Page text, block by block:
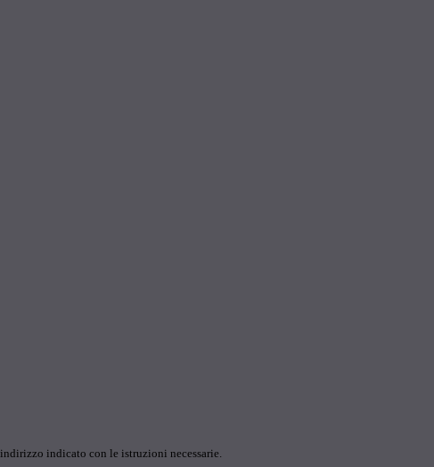
indicato con le istruzioni necessarie.